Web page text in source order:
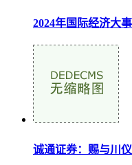
2024年国际经济大
诚通证券：赐与川